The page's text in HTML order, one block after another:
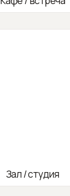
Зал / студия